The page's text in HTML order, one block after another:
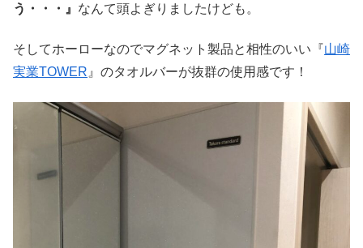
う・・・』 なんて頭よぎりましたけども。
そしてホーローなのでマグネット製品と相性のいい『山崎
実業TOWER 』のタオルバーが抜群の使用感です！